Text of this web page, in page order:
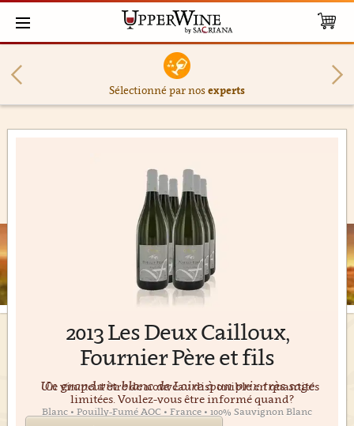
Sélectionné par nosexperts
2013 Les Deux Cailloux,
Fournier Père et fils
Un grand vin blanc de Loire à un prix très sage
Blanc • Pouilly-Fumé AOC • France • 100% Sauvignon Blanc
Ce vin peut être de nouveau disponible en quantités
limitées. Voulez-vous être informé quand?